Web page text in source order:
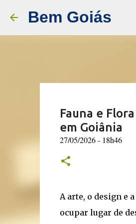
Bem Goiás
“Estamos
Guilherme
01/07/2026 - 09h21
FIM DA ESCALA 6X1
(F: Diego Campos/
(30). Segundo ele,
população brasileira
estamos falando de
Fauna e
em Goiânia
27/05/2026 - 18h46
A arte, o design e
ocupar lugar de